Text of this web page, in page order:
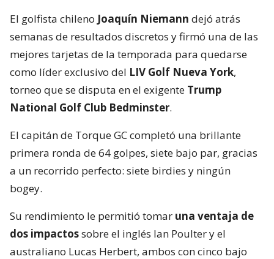
El golfista chileno Joaquín Niemann dejó atrás
semanas de resultados discretos y firmó una de las
mejores tarjetas de la temporada para quedarse
como líder exclusivo del LIV Golf Nueva York,
torneo que se disputa en el exigente Trump
National Golf Club Bedminster.
El capitán de Torque GC completó una brillante
primera ronda de 64 golpes, siete bajo par, gracias
a un recorrido perfecto: siete birdies y ningún
bogey.
Su rendimiento le permitió tomar una ventaja de
dos impactossobre el inglés Ian Poulter y el
australiano Lucas Herbert, ambos con cinco bajo